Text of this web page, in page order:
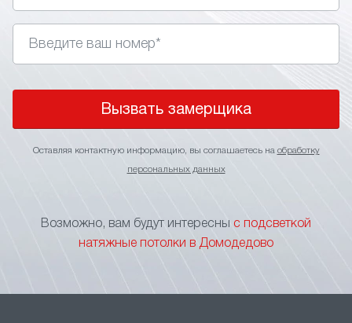
интерьеров.
в интерьере световых линий позволяет визуально
пространство помещения или выделить
определенный участок.
оптимальное решение для зонирования
пространства без применения перегородок
перемещения. Тонкие световые линии на потолке
станут прекрасным указателем границы
Вызвать замерщика
Оставляя контактную информацию, вы соглашаетесь на обработку
персональных данных
Возможно, вам будут интересны с подсветкой
натяжные потолки в Домодедово